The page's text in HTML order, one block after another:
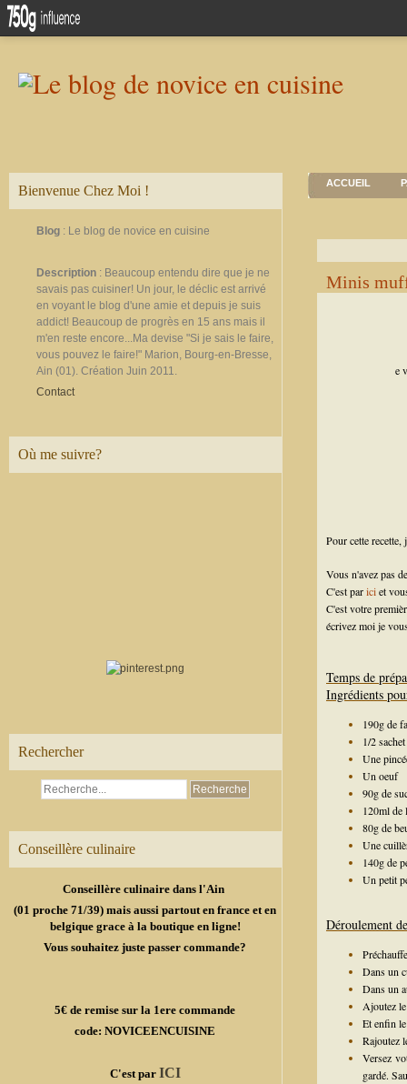
Bienvenue Chez Moi !
Blog : Le blog de novice en cuisine
Description : Beaucoup entendu dire que je ne
savais pas cuisiner! Un jour, le déclic est arrivé
en voyant le blog d'une amie et depuis je suis
addict! Beaucoup de progrès en 15 ans mais il
m'en reste encore...Ma devise "Si je sais le faire,
vous pouvez le faire!" Marion, Bourg-en-Bresse,
Ain (01). Création Juin 2011.
Contact
Où me suivre?
Rechercher
Conseillère culinaire
Conseillère culinaire dans l'Ain
(01 proche 71/39) mais aussi partout en france et en
belgique grace à la boutique en ligne!
Vous souhaitez juste passer commande?
5€ de remise sur la 1ere commande
code: NOVICEENCUISINE
C'est par ICI
ACCUEIL
Minis
e
Pour cette
Vous n'avez pas
C'est pariciet
C'est votre
écrivez moi je
Temps de
Ingrédients
190g de
1/2
Une
Un oeuf
90g de
120ml de
80g de
Une
140g de
Un petit
Déroulement
Dans un
Dans un
Ajoutez
Et enfin
Rajoutez
Versez
gardé.